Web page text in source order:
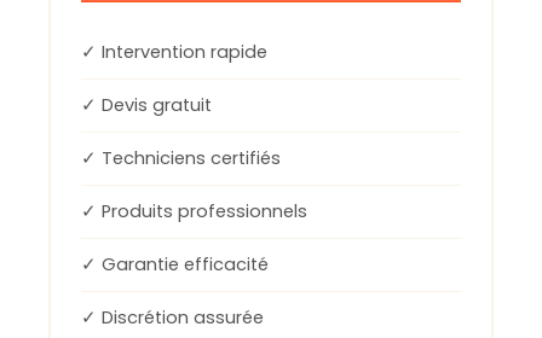
✓ Intervention rapide
✓ Devis gratuit
✓ Techniciens certifiés
✓ Produits professionnels
✓ Garantie efficacité
✓ Discrétion assurée